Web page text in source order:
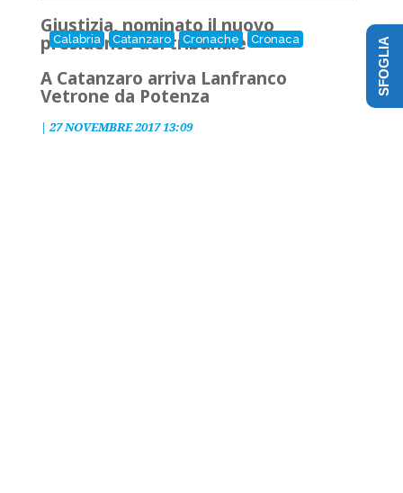
Calabria Catanzaro Cronache Cronaca
Giustizia, nominato il nuovo
presidente del tribunale
A Catanzaro arriva Lanfranco
Vetrone da Potenza
| 27 NOVEMBRE 2017 13:09
SFOGLIA